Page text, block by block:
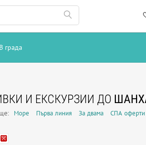
В града
И ЕКСКУРЗИИ ДО
Море Първа линия За двама СПА оферти